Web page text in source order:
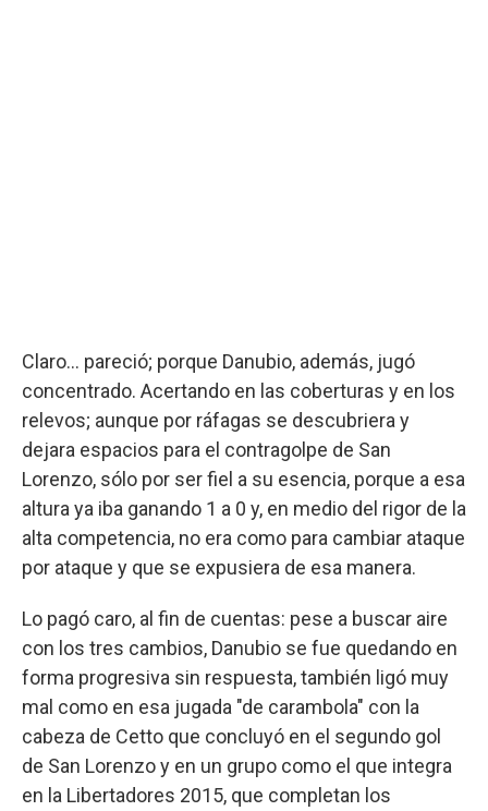
Claro... pareció; porque Danubio, además, jugó
concentrado. Acertando en las coberturas y en los
relevos; aunque por ráfagas se descubriera y
dejara espacios para el contragolpe de San
Lorenzo, sólo por ser fiel a su esencia, porque a esa
altura ya iba ganando 1 a 0 y, en medio del rigor de la
alta competencia, no era como para cambiar ataque
por ataque y que se expusiera de esa manera.
Lo pagó caro, al fin de cuentas: pese a buscar aire
con los tres cambios, Danubio se fue quedando en
forma progresiva sin respuesta, también ligó muy
mal como en esa jugada "de carambola" con la
cabeza de Cetto que concluyó en el segundo gol
de San Lorenzo y en un grupo como el que integra
en la Libertadores 2015, que completan los